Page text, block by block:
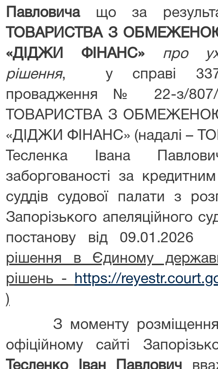
Павловича що за
ТОВАРИСТВА З
«ДІДЖИ ФІНАНС»
про
рішення, у справі 337/
провадження № 22-з/
ТОВАРИСТВА З
«ДІДЖИ ФІНАНС» (надалі –
Тесленка Івана
заборгованості за
суддів судової палати з
Запорізького апеляційного
постанову від
рішення в Єдиному
рішень -
https://
)
З моменту розміщення
офіційному сайті
Тесленко Іван Павлович